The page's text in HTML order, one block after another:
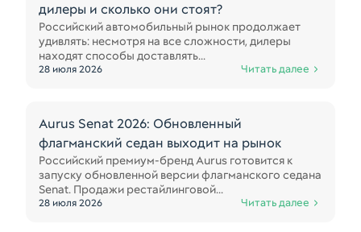
дилеры и сколько они стоят?
Российский автомобильный рынок продолжает
удивлять: несмотря на все сложности, дилеры
находят способы доставлять...
28 июля 2026 Читать далее
Aurus Senat 2026: Обновленный
флагманский седан выходит на рынок
Российский премиум-бренд Aurus готовится к
запуску обновленной версии флагманского седана
Senat. Продажи рестайлинговой...
28 июля 2026 Читать далее